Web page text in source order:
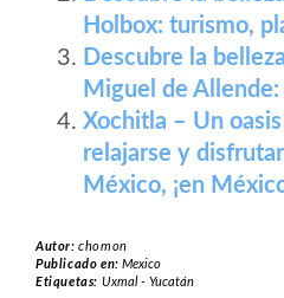
Holbox: turismo,
Descubre la
Miguel de
Xochitla – Un
relajarse y
México, ¡en
Autor:chomon
Publicado en:Mexico
Etiquetas: Uxmal - Yucatán